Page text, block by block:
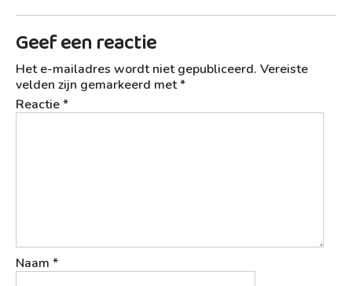
Geef een reactie
Het e-mailadres wordt niet gepubliceerd. Vereiste
velden zijn gemarkeerd met*
Reactie*
Naam *